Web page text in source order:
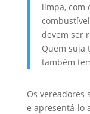
limpa, com
devem ser
Quem suja
também
Os vereadores
e apresentá-lo